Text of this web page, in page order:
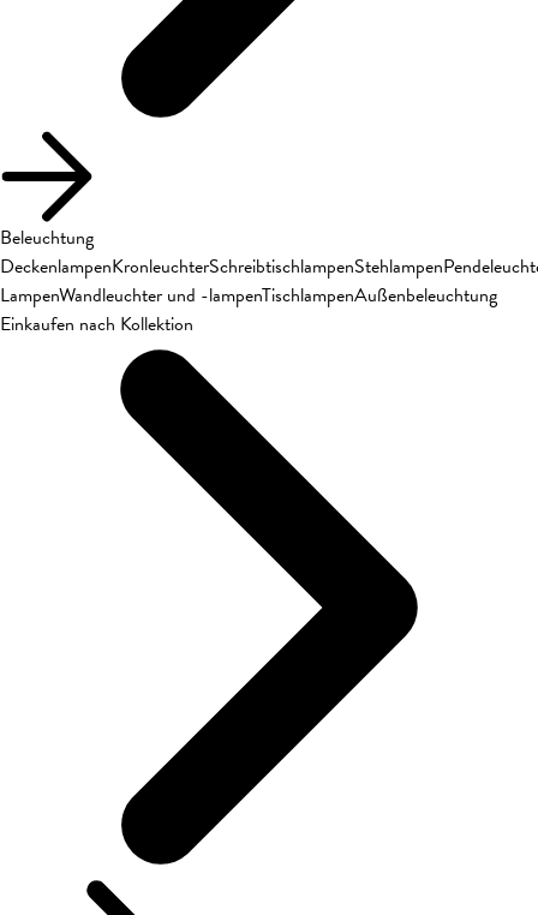
Beleuchtung
DeckenlampenKronleuchterSchreibtischlampenStehlampen
LampenWandleuchter und -lampenTischlampenAußenbeleuchtung
Einkaufen nach Kollektion